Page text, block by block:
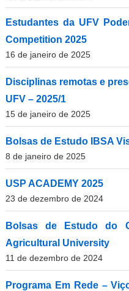
Estudantes da UFV
Competition 2025
16 de janeiro de 2025
Disciplinas remotas e
UFV – 2025/1
15 de janeiro de 2025
Bolsas de Estudo IBSA
8 de janeiro de 2025
USP ACADEMY 2025
23 de dezembro de 2024
Bolsas de Estudo do
Agricultural University
11 de dezembro de 2024
Programa Em Rede –